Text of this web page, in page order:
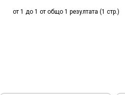
от 1 до 1 от общо 1 резултата (1 стр.)